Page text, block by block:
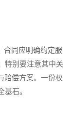
同应明确约定服
特别要注意其中关
赔偿方案。一份权
石。